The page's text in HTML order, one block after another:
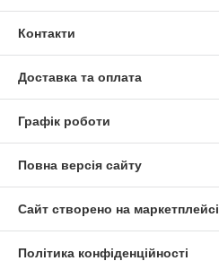
Контакти
Доставка та оплата
Графік роботи
Повна версія сайту
Сайт створено на маркетплейсі
Політика конфіденційності